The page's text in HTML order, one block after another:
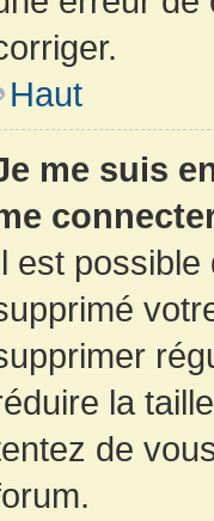
Haut
me suis
est possible
la
de